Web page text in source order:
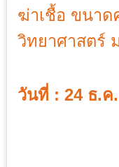
ฆ่าเชื้อ ขนาด
วิทยาศาสตร์
วันที่ : 24 ธ.ค